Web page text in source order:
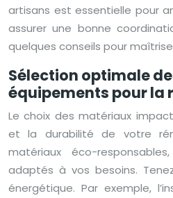
artisans est essentielle pour
assurer une bonne
quelques conseils pour
Sélection optimale
équipements pour la
Le choix des matériaux
et la durabilité de votre
matériaux éco-
adaptés à vos besoins.
énergétique. Par exemple,